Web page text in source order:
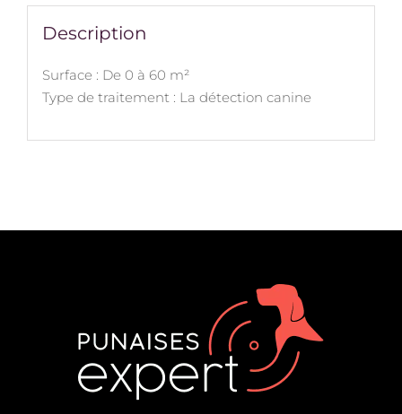
Description
Surface : De 0 à 60 m²
Type de traitement : La détection canine